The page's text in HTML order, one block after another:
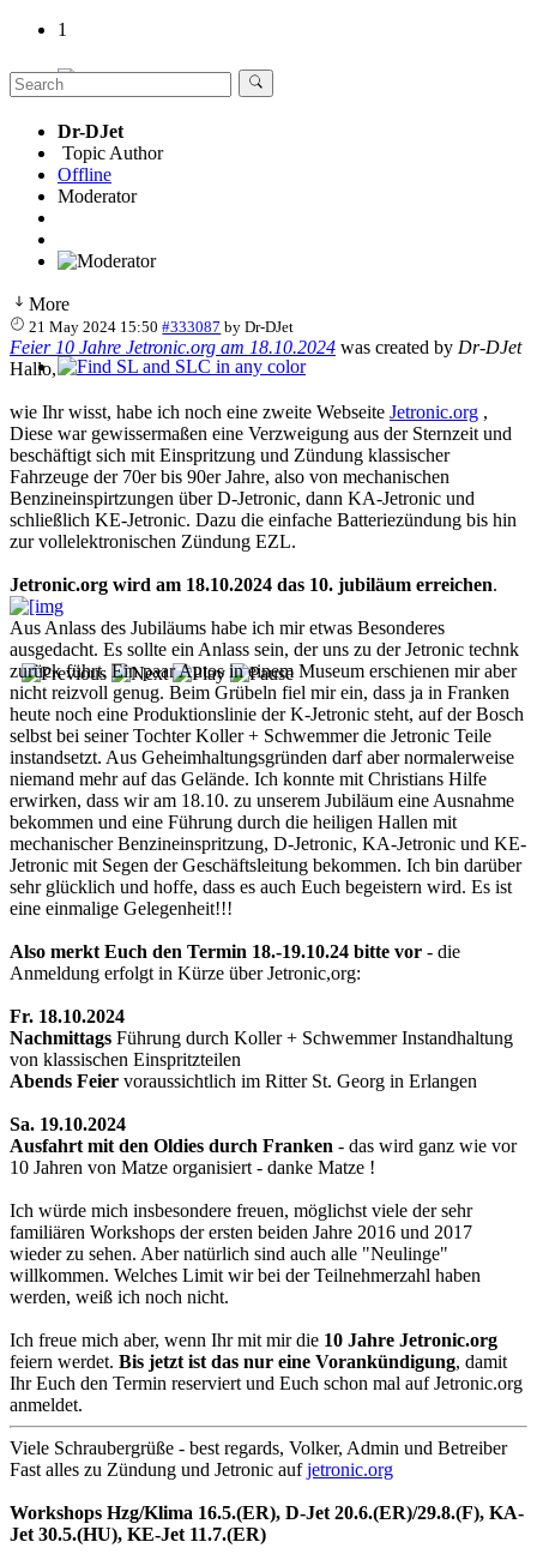
107 Technique
1
Dr-DJet
Topic Author
Offline
Moderator
More
21 May 2024 15:50 #333087 byDr-DJet
Feier 10 Jahre Jetronic.org am 18.10.2024 was created by Dr-DJet
Hallo,
wie Ihr wisst, habe ich noch eine zweite Webseite Jetronic.org ,
Diese war gewissermaßen eine Verzweigung aus der Sternzeit und
beschäftigt sich mit Einspritzung und Zündung klassischer
Fahrzeuge der 70er bis 90er Jahre, also von mechanischen
Benzineinspirtzungen über D-Jetronic, dann KA-Jetronic und
schließlich KE-Jetronic. Dazu die einfache Batteriezündung bis hin
zur vollelektronischen Zündung EZL.
Jetronic.org wird am 18.10.2024 das 10. jubiläum erreichen.
Aus Anlass des Jubiläums habe ich mir etwas Besonderes
ausgedacht. Es sollte ein Anlass sein, der uns zu der Jetronic technk
zurück führt. Ein paar Autos in einem Museum erschienen mir aber
nicht reizvoll genug. Beim Grübeln fiel mir ein, dass ja in Franken
heute noch eine Produktionslinie der K-Jetronic steht, auf der Bosch
selbst bei seiner Tochter Koller + Schwemmer die Jetronic Teile
instandsetzt. Aus Geheimhaltungsgründen darf aber normalerweise
niemand mehr auf das Gelände. Ich konnte mit Christians Hilfe
erwirken, dass wir am 18.10. zu unserem Jubiläum eine Ausnahme
bekommen und eine Führung durch die heiligen Hallen mit
mechanischer Benzineinspritzung, D-Jetronic, KA-Jetronic und KE-
Jetronic mit Segen der Geschäftsleitung bekommen. Ich bin darüber
sehr glücklich und hoffe, dass es auch Euch begeistern wird. Es ist
eine einmalige Gelegenheit!!!
Also merkt Euch den Termin 18.-19.10.24 bitte vor - die
Anmeldung erfolgt in Kürze über Jetronic,org:
Fr. 18.10.2024
Nachmittags Führung durch Koller + Schwemmer Instandhaltung
von klassischen Einspritzteilen
Abends Feier voraussichtlich im Ritter St. Georg in Erlangen
Sa. 19.10.2024
Ausfahrt mit den Oldies durch Franken - das wird ganz wie vor
10 Jahren von Matze organisiert - danke Matze !
Ich würde mich insbesondere freuen, möglichst viele der sehr
familiären Workshops der ersten beiden Jahre 2016 und 2017
wieder zu sehen. Aber natürlich sind auch alle "Neulinge"
willkommen. Welches Limit wir bei der Teilnehmerzahl haben
werden, weiß ich noch nicht.
Ich freue mich aber, wenn Ihr mit mir die 10 Jahre Jetronic.org
feiern werdet. Bis jetzt ist das nur eine Vorankündigung, damit
Ihr Euch den Termin reserviert und Euch schon mal auf Jetronic.org
anmeldet.
Viele Schraubergrüße - best regards, Volker, Admin und Betreiber
Fast alles zu Zündung und Jetronic aufjetronic.org
Workshops Hzg/Klima 16.5.(ER), D-Jet 20.6.(ER)/29.8.(F), KA-
Jet 30.5.(HU), KE-Jet 11.7.(ER)